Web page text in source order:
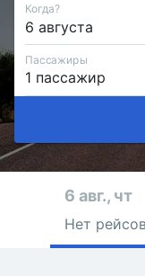
Когда?
Пассажиры
6 авг., чт
Нет рейсов